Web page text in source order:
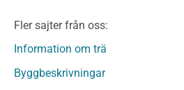
Fanerträ
Fanerträ Obehandlat
Träpanel och Utvändig
Fler sajter från oss:
Information om trä
Byggbeskrivningar